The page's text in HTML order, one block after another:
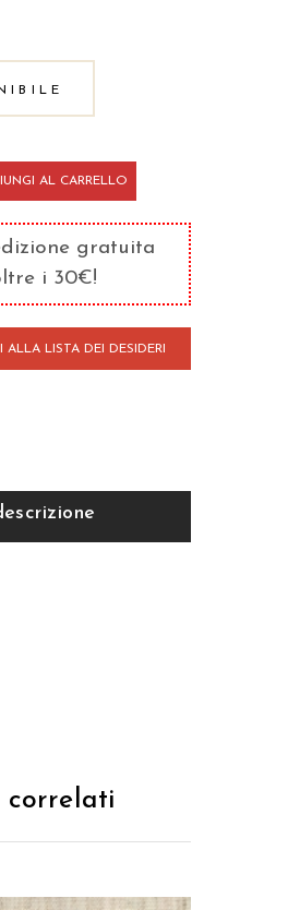
AL CARRELLO
gratuita
i 30€!
ALLA LISTA DEI DESIDERI
correlati